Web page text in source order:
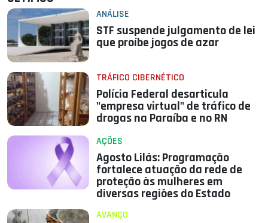
ANÁLISE
STF suspende julgamento de lei
que proíbe jogos de azar
TRÁFICO CIBERNÉTICO
Polícia Federal desarticula
"empresa virtual" de tráfico de
drogas na Paraíba e no RN
AÇÕES
Agosto Lilás: Programação
fortalece atuação da rede de
proteção às mulheres em
diversas regiões do Estado
AVANÇO